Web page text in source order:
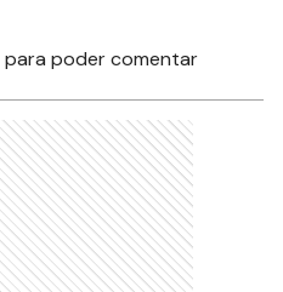
para poder comentar